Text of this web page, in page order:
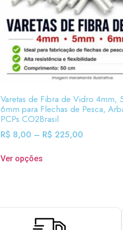
Varetas de Fibra de Vidro 4mm,
6mm para Flechas de Pesca,
PCPs CO2Brasil
R$ 8,00 – R$ 225,00
Ver opções